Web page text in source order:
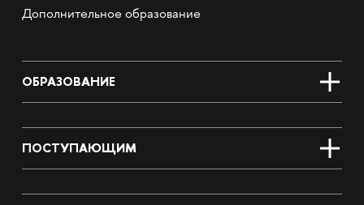
Дополнительное образование
ОБРАЗОВАНИЕ
ПОСТУПАЮЩИМ